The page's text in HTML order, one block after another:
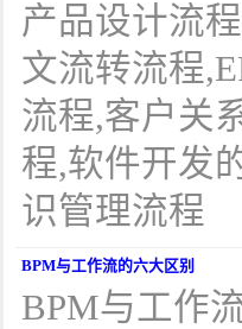
产品设计流
文流转流程
流程,客户关
程,软件开发
识管理流程
BPM与工作流的六大区别
BPM与工作